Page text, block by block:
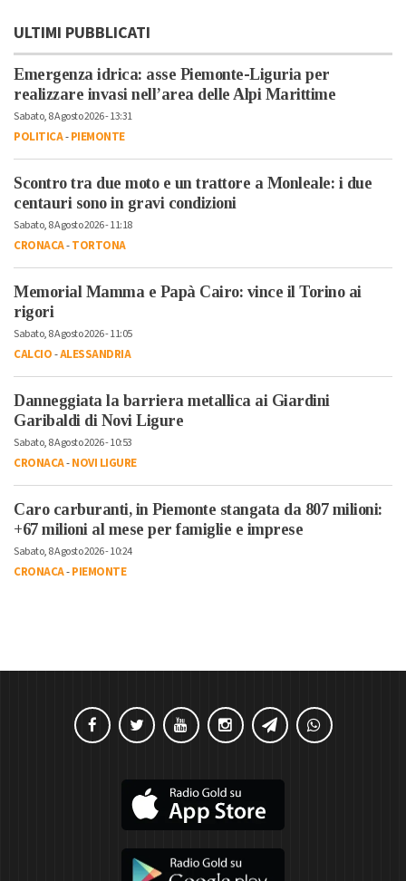
ULTIMI PUBBLICATI
Emergenza idrica: asse Piemonte-Liguria per
realizzare invasi nell’area delle Alpi Marittime
Sabato, 8 Agosto 2026 - 13:31
POLITICA-PIEMONTE
Scontro tra due moto e un trattore a Monleale: i due
centauri sono in gravi condizioni
Sabato, 8 Agosto 2026 - 11:18
CRONACA-TORTONA
Memorial Mamma e Papà Cairo: vince il Torino ai
rigori
Sabato, 8 Agosto 2026 - 11:05
CALCIO-ALESSANDRIA
Danneggiata la barriera metallica ai Giardini
Garibaldi di Novi Ligure
Sabato, 8 Agosto 2026 - 10:53
CRONACA-NOVI LIGURE
Caro carburanti, in Piemonte stangata da 807 milioni:
+67 milioni al mese per famiglie e imprese
Sabato, 8 Agosto 2026 - 10:24
CRONACA-PIEMONTE